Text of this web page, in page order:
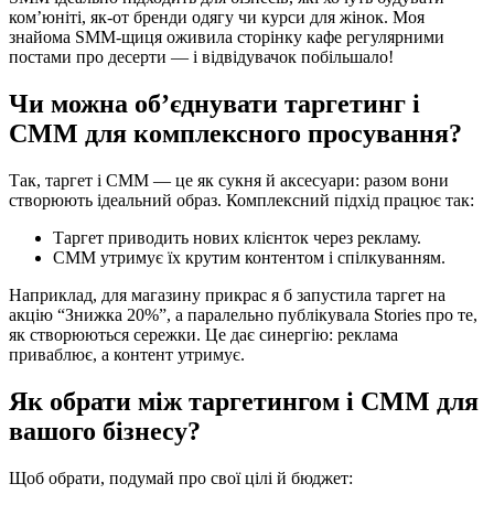
ком’юніті, як-от бренди одягу чи курси для жінок. Моя
знайома SMM-щиця оживила сторінку кафе регулярними
постами про десерти — і відвідувачок побільшало!
Чи можна об’єднувати таргетинг і
СММ для комплексного просування?
Так, таргет і СММ — це як сукня й аксесуари: разом вони
створюють ідеальний образ. Комплексний підхід працює так:
Таргет приводить нових клієнток через рекламу.
СММ утримує їх крутим контентом і спілкуванням.
Наприклад, для магазину прикрас я б запустила таргет на
акцію “Знижка 20%”, а паралельно публікувала Stories про те,
як створюються сережки. Це дає синергію: реклама
приваблює, а контент утримує.
Як обрати між таргетингом і СММ для
вашого бізнесу?
Щоб обрати, подумай про свої цілі й бюджет: